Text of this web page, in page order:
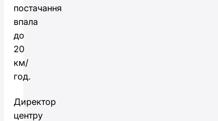
постачання
впала
до
20
км/
год.
Директор
центру